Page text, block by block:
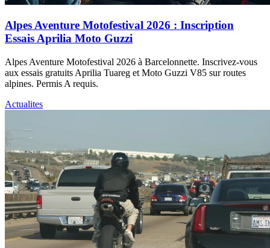
Alpes Aventure Motofestival 2026 : Inscription
Essais Aprilia Moto Guzzi
Alpes Aventure Motofestival 2026 à Barcelonnette. Inscrivez-vous
aux essais gratuits Aprilia Tuareg et Moto Guzzi V85 sur routes
alpines. Permis A requis.
Actualites